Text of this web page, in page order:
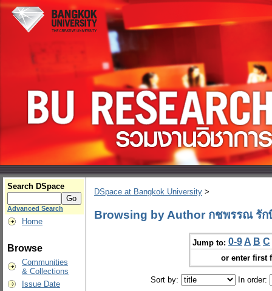
Search DSpace
Advanced Search
Home
Browse
Communities
& Collections
Issue Date
DSpace at Bangkok University >
Browsing by Author กชพรรณ รัก
Jump to: 0-9 A B C
or enter first
Sort by: In order: